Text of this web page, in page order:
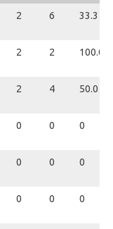
2 6 33.3
2 2 100.0
2 4 50.0
0 0 0
0 0 0
0 0 0